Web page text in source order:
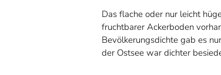
Das flache oder nur leicht
fruchtbarer Ackerboden
Bevölkerungsdichte gab es
der Ostsee war dichter